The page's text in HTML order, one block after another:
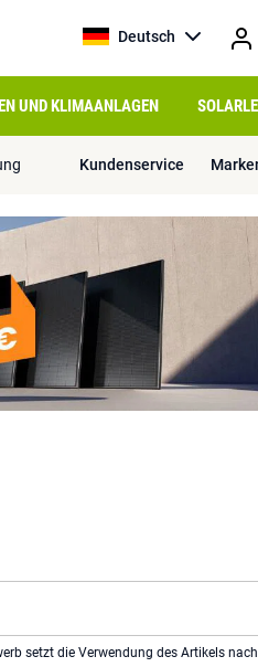
Deutsch
UND KLIMAANLAGEN
Kundenservice
setzt die Verwendung des Artikels